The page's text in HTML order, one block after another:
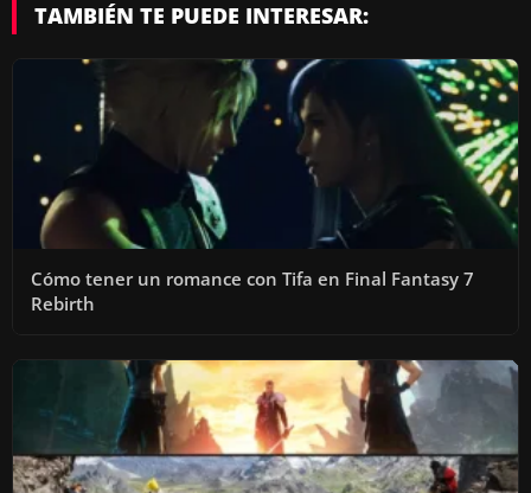
TAMBIÉN TE PUEDE INTERESAR:
Cómo tener un romance con Tifa en Final Fantasy 7
Rebirth